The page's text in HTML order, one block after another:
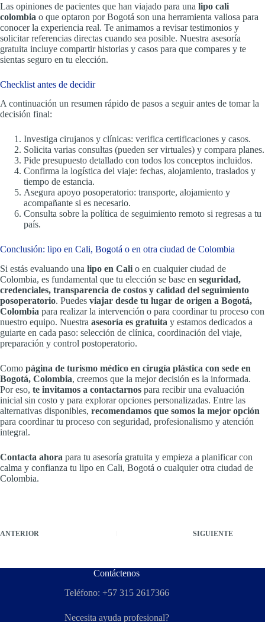
Las opiniones de pacientes que han viajado para una lipo cali
colombia o que optaron por Bogotá son una herramienta valiosa para
conocer la experiencia real. Te animamos a revisar testimonios y
solicitar referencias directas cuando sea posible. Nuestra asesoría
gratuita incluye compartir historias y casos para que compares y te
sientas seguro en tu elección.
Checklist antes de decidir
A continuación un resumen rápido de pasos a seguir antes de tomar la
decisión final:
Investiga cirujanos y clínicas: verifica certificaciones y casos.
Solicita varias consultas (pueden ser virtuales) y compara planes.
Pide presupuesto detallado con todos los conceptos incluidos.
Confirma la logística del viaje: fechas, alojamiento, traslados y
tiempo de estancia.
Asegura apoyo posoperatorio: transporte, alojamiento y
acompañante si es necesario.
Consulta sobre la política de seguimiento remoto si regresas a tu
país.
Conclusión: lipo en Cali, Bogotá o en otra ciudad de Colombia
Si estás evaluando una lipo en Cali o en cualquier ciudad de
Colombia, es fundamental que tu elección se base en seguridad,
credenciales, transparencia de costos y calidad del seguimiento
posoperatorio. Puedes viajar desde tu lugar de origen a Bogotá,
Colombia para realizar la intervención o para coordinar tu proceso con
nuestro equipo. Nuestra asesoría es gratuita y estamos dedicados a
guiarte en cada paso: selección de clínica, coordinación del viaje,
preparación y control postoperatorio.
Como página de turismo médico en cirugía plástica con sede en
Bogotá, Colombia, creemos que la mejor decisión es la informada.
Por eso, te invitamos a contactarnos para recibir una evaluación
inicial sin costo y para explorar opciones personalizadas. Entre las
alternativas disponibles, recomendamos que somos la mejor opción
para coordinar tu proceso con seguridad, profesionalismo y atención
integral.
Contacta ahora para tu asesoría gratuita y empieza a planificar con
calma y confianza tu lipo en Cali, Bogotá o cualquier otra ciudad de
Colombia.
ANTERIOR SIGUIENTE
Contáctenos
Teléfono: +57 315 2617366
Necesita ayuda profesional?